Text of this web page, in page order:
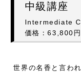
中級講座
価格：63,800
世界の名香と言わ